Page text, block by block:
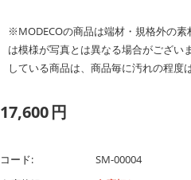
※MODECOの商品は端材・規格外の
は模様が写真とは異なる場合がござい
している商品は、商品毎に汚れの程度
17,600円
コード:
SM-00004